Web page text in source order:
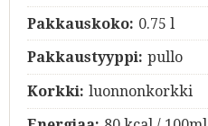
Pakkauskoko: 0.75 l
Pakkaustyyppi: pullo
Korkki: luonnonkorkki